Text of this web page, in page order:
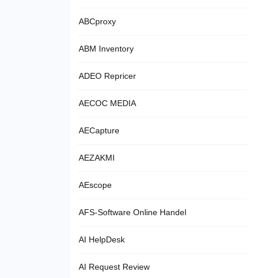
ABCproxy
ABM Inventory
ADEO Repricer
AECOC MEDIA
AECapture
AEZAKMI
AEscope
AFS-Software Online Handel
AI HelpDesk
AI Request Review